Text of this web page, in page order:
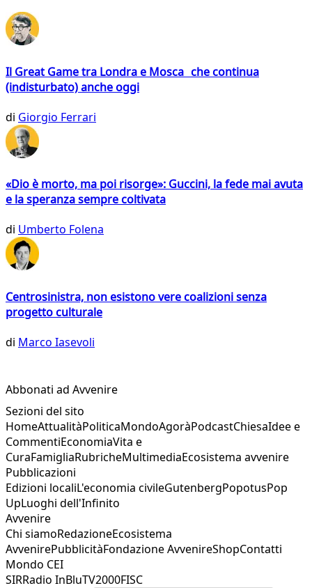
Il Great Game tra Londra e Mosca che continua
(indisturbato) anche oggi
di Giorgio Ferrari
«Dio è morto, ma poi risorge»: Guccini, la fede mai avuta
e la speranza sempre coltivata
di Umberto Folena
Centrosinistra, non esistono vere coalizioni senza
progetto culturale
di Marco Iasevoli
Abbonati ad Avvenire
Sezioni del sito
HomeAttualitàPoliticaMondoAgoràPodcastChiesaIdee e
CommentiEconomiaVita e
CuraFamigliaRubricheMultimediaEcosistema avvenire
Pubblicazioni
Edizioni localiL'economia civileGutenbergPopotusPop
UpLuoghi dell'Infinito
Avvenire
Chi siamoRedazioneEcosistema
AvvenirePubblicitàFondazione AvvenireShopContatti
Mondo CEI
SIRRadio InBluTV2000FISC